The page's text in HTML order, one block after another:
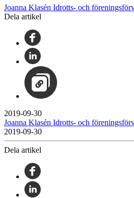
Joanna Klasén Idrotts- och
Dela artikel
2019-09-30
Joanna Klasén Idrotts- och
2019-09-30
Dela artikel